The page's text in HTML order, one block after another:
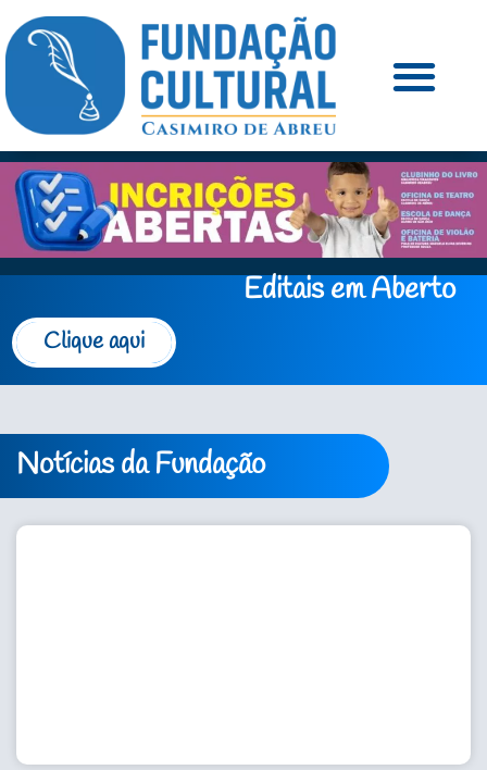
Editais em Aberto
Clique aqui
Notícias da Fundação